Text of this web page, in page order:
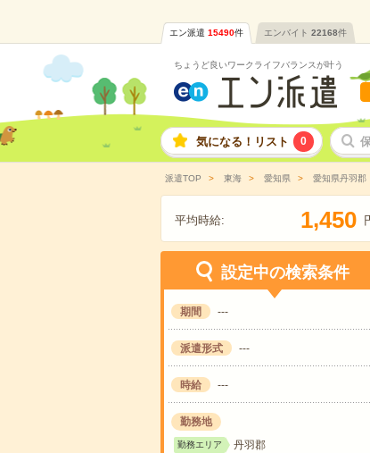
エン派遣 15490件 エンバイト 22168件
ちょうど良いワークライフバランスが叶う
気になる！リスト 0
派遣TOP 東海 愛知県 愛知県丹羽郡
平均時給: 1,450
設定中の検索条件
期間 ---
派遣形式 ---
時給 ---
勤務地
勤務エリア 丹羽郡